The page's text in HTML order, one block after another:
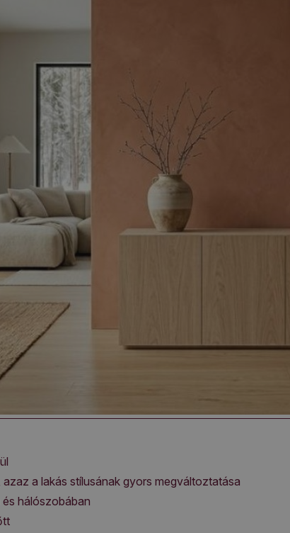
a lakás stílusának gyors megváltoztatása
hálószobában